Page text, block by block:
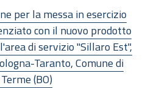
per la messa in esercizio
con il nuovo prodotto
di servizio "Sillaro Est",
Taranto, Comune di
(BO)